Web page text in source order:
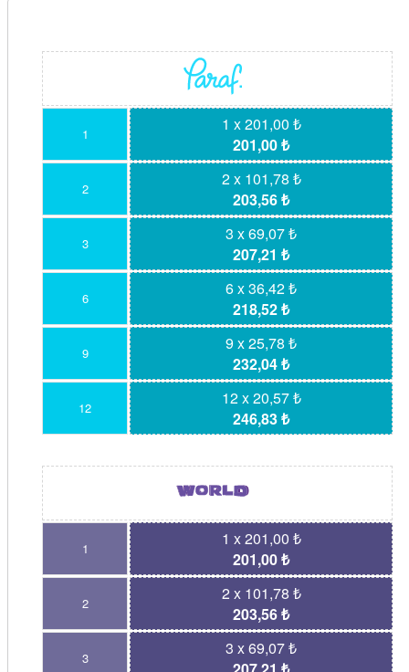
1
1 x 201,00 ₺
201,00 ₺
2
2 x 101,78 ₺
203,56 ₺
3
3 x 69,07 ₺
207,21 ₺
6
6 x 36,42 ₺
218,52 ₺
9
9 x 25,78 ₺
232,04 ₺
12
12 x 20,57 ₺
246,83 ₺
1
1 x 201,00 ₺
201,00 ₺
2
2 x 101,78 ₺
203,56 ₺
3
3 x 69,07 ₺